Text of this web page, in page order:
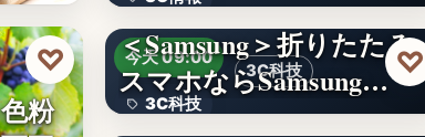
粉
♡ 文字
3C科技
今天 09:00
3C科技
＜Samsung＞折りたたみ
スマホならSamsung… ♡